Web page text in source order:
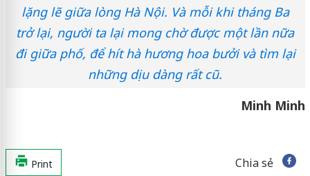
lặng lẽ giữa lòng Hà Nội. Và mỗi khi tháng Ba
trở lại, người ta lại mong chờ được một lần nữa
đi giữa phố, để hít hà hương hoa bưởi và tìm lại
những dịu dàng rất cũ.
Minh Minh
Print Chia sẻ